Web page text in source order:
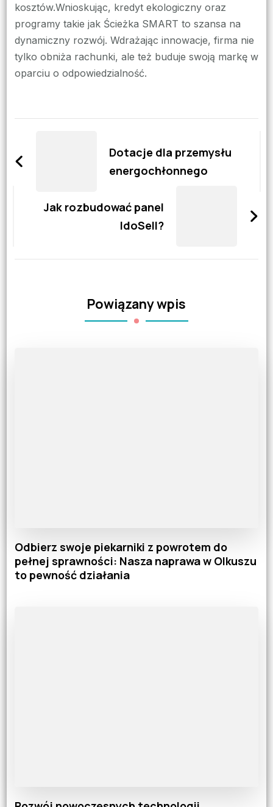
kosztów.Wnioskując, kredyt ekologiczny oraz
programy takie jak Ścieżka SMART to szansa na
dynamiczny rozwój. Wdrażając innowacje, firma nie
tylko obniża rachunki, ale też buduje swoją markę w
oparciu o odpowiedzialność.
wpisy
Dotacje dla przemysłu
energochłonnego
Jak rozbudować panel
IdoSell?
Powiązany wpis
Odbierz swoje piekarniki z powrotem do
pełnej sprawności: Nasza naprawa w Olkuszu
to pewność działania